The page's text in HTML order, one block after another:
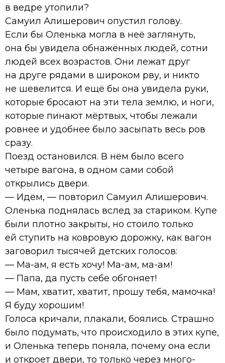
в ведре утопили?
Самуил Алишерович опустил голову.
Если бы Оленька могла в неё заглянуть,
она бы увидела обнажённых людей, сотни
людей всех возрастов. Они лежат друг
на друге рядами в широком рву, и никто
не шевелится. И ещё бы она увидела руки,
которые бросают на эти тела землю, и ноги,
которые пинают мёртвых, чтобы лежали
ровнее и удобнее было засыпать весь ров
сразу.
Поезд остановился. В нём было всего
четыре вагона, в одном сами собой
открылись двери.
— Идём, — повторил Самуил Алишерович.
Оленька поднялась вслед за стариком. Купе
были плотно закрыты, но стоило только
ей ступить на ковровую дорожку, как вагон
заговорил тысячей детских голосов:
— Ма-ам, я есть хочу! Ма-ам, ма-ам!
— Папа, да пусть себе обгоняет!
— Мам, хватит, хватит, прошу тебя, мамочка!
Я буду хорошим!
Голоса кричали, плакали, боялись. Страшно
было подумать, что происходило в этих купе,
и Оленька теперь поняла, почему она если
и откроет двери, то только через много-